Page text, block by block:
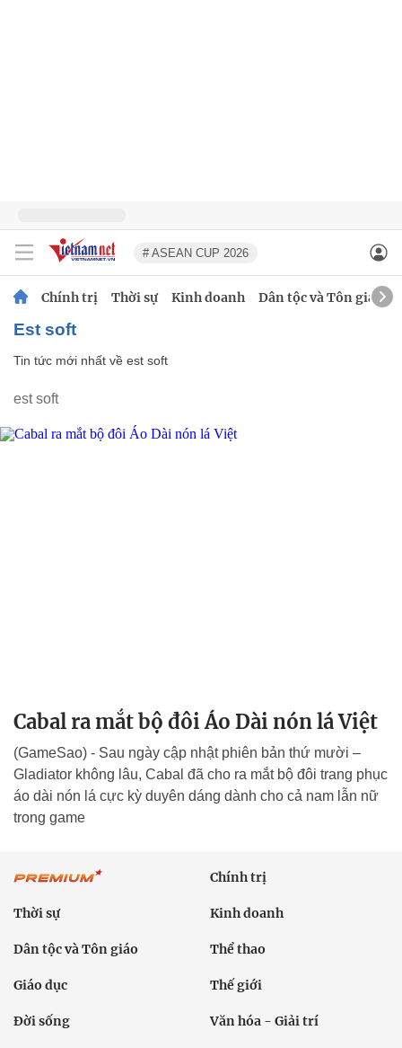
# ASEAN CUP 2026
Chính trị Thời sự Kinh doanh Dân tộc và Tôn giáo
est soft
Tin tức mới nhất về est soft
est soft
Cabal ra mắt bộ đôi Áo Dài nón lá Việt
(GameSao) - Sau ngày cập nhật phiên bản thứ mười –
Gladiator không lâu, Cabal đã cho ra mắt bộ đôi trang phục
áo dài nón lá cực kỳ duyên dáng dành cho cả nam lẫn nữ
trong game
Chính trị
Thời sự Kinh doanh
Dân tộc và Tôn giáo Thể thao
Giáo dục Thế giới
Đời sống Văn hóa - Giải trí